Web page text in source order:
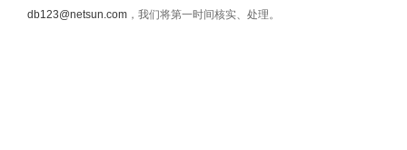
db123@netsun.com ，我们将第一时间核实、处理。